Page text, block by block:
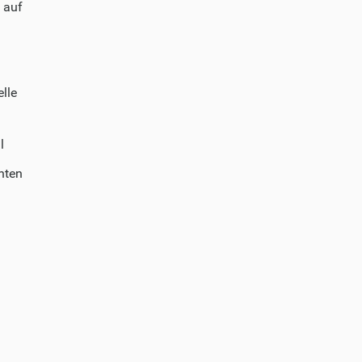
auf